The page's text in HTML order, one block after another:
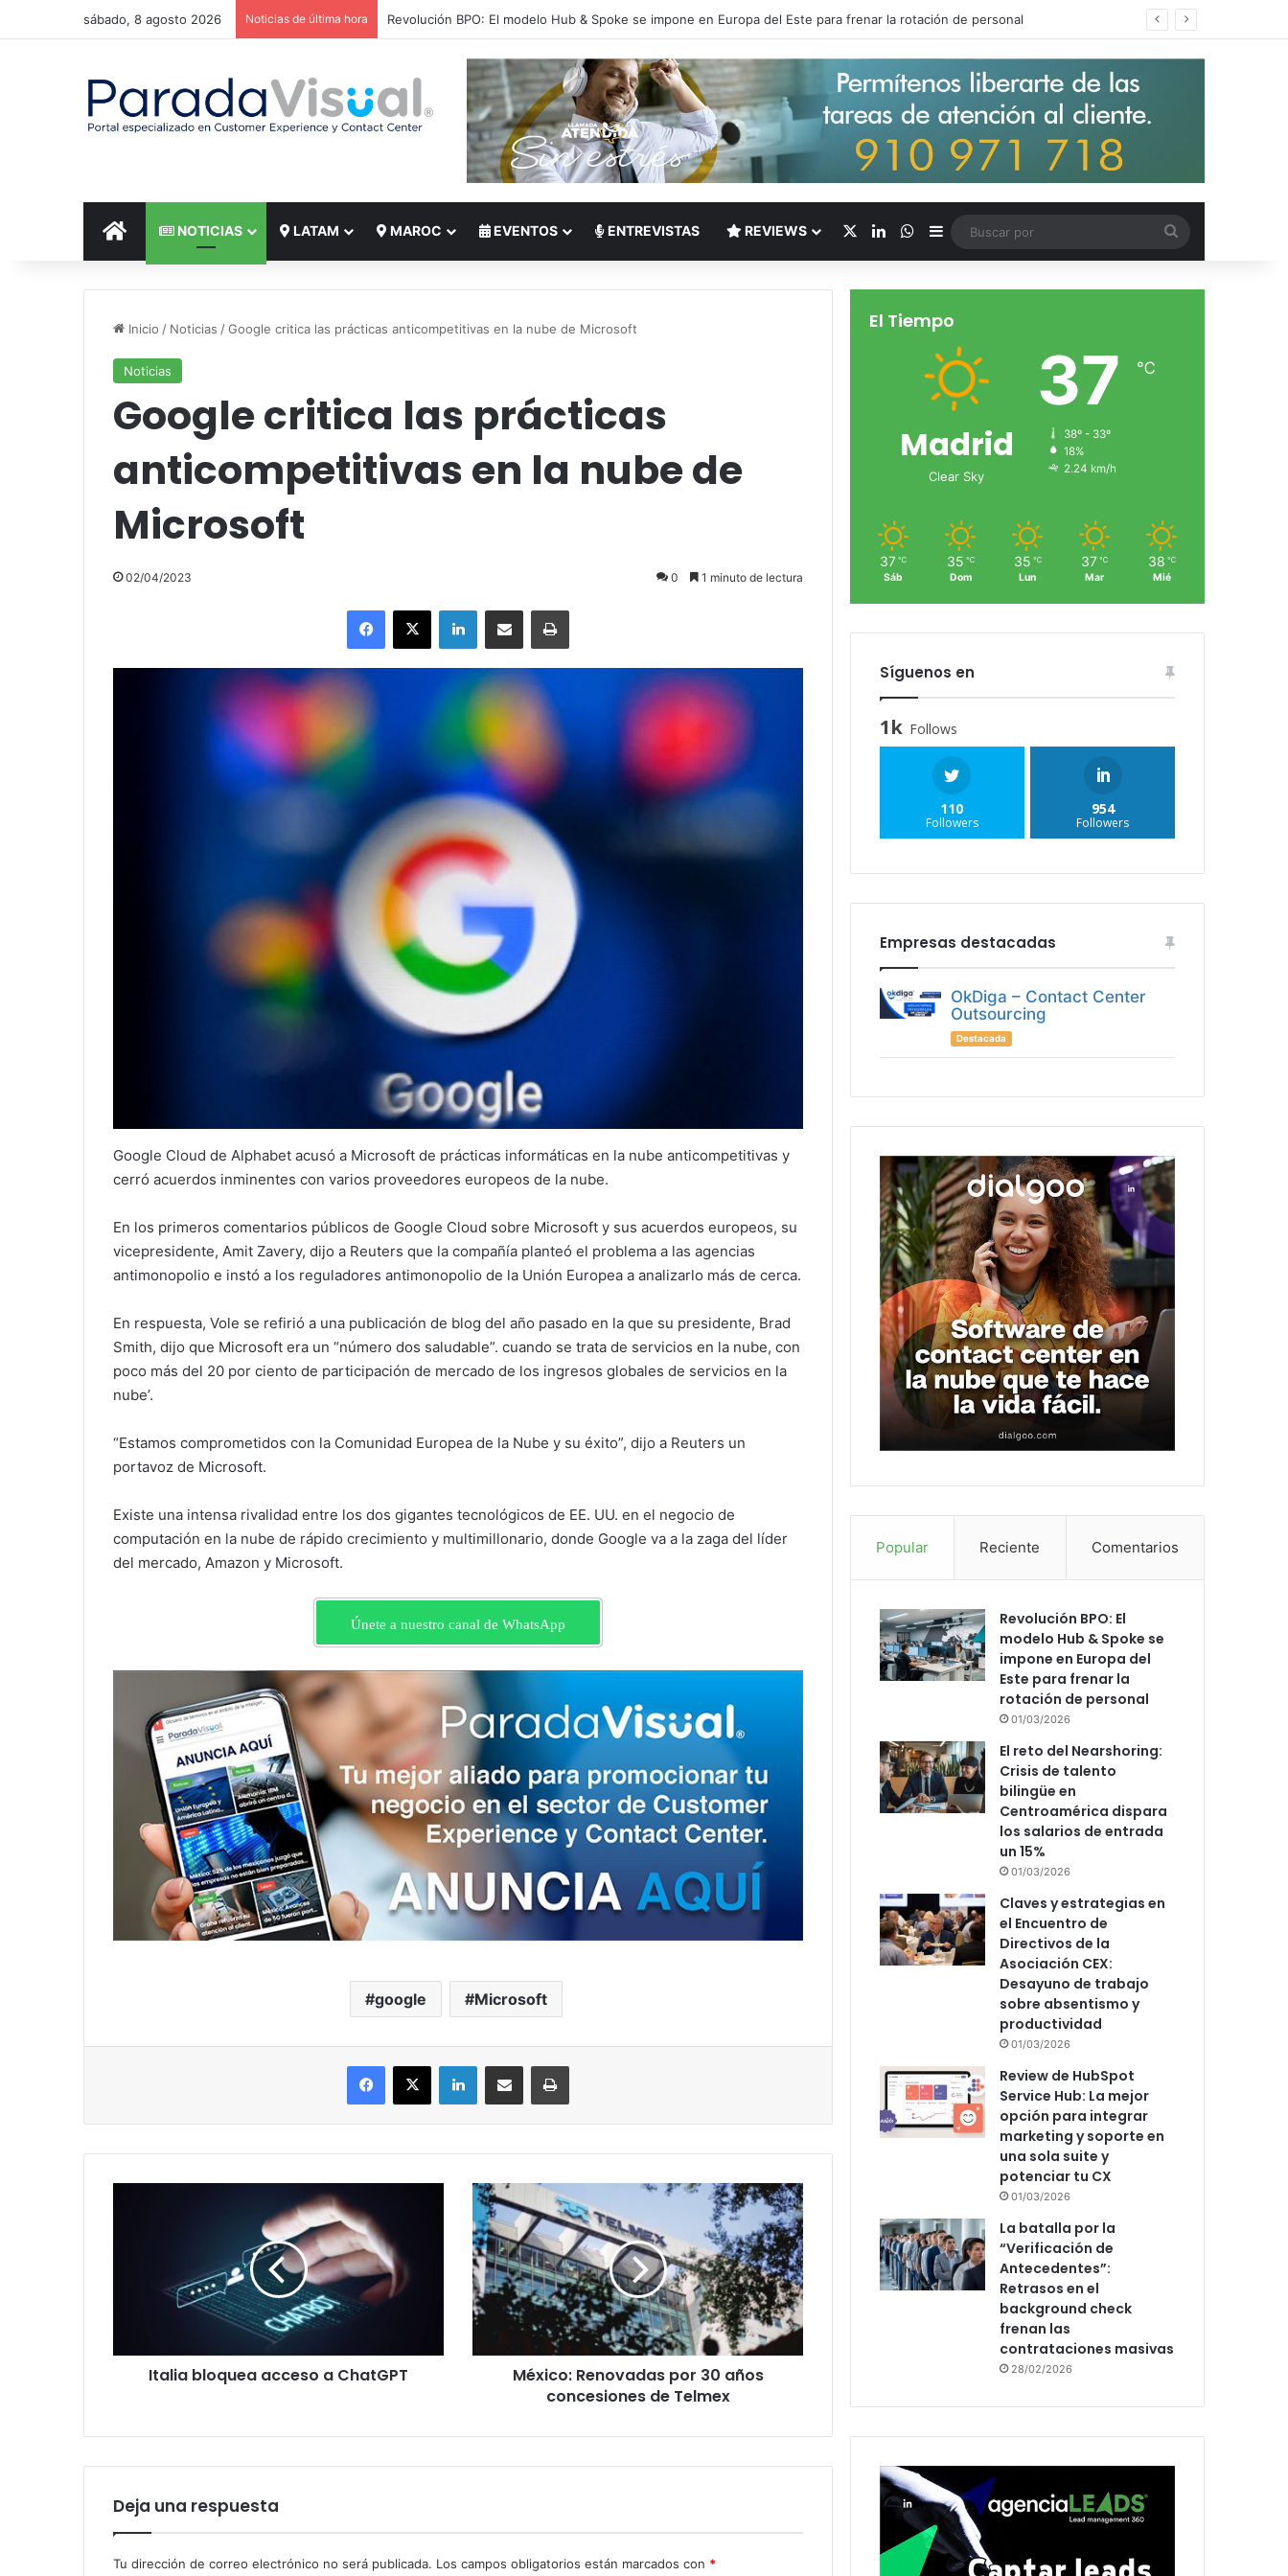
sábado, 8 agosto 2026 Noticias de última hora El reto del Nearshoring: Crisis de talento bilingüe en Centroamérica dispara los salarios de entrada un 15%
INICIO NOTICIAS LATAM MAROC EVENTOS ENTREVISTAS REVIEWS LinkedInWhatsApp
Barra lateral
por
Inicio / Noticias /Google critica las prácticas anticompetitivas en la nube de Microsoft
Noticias
Google critica las prácticas
anticompetitivas en la nube de
Microsoft
02/04/2023 0 1 minuto de lectura
Facebook
X LinkedInCompartir por correo electrónicoImprimir
Google Cloud de Alphabet acusó a Microsoft de prácticas informáticas en la nube anticompetitivas y
cerró acuerdos inminentes con varios proveedores europeos de la nube.
En los primeros comentarios públicos de Google Cloud sobre Microsoft y sus acuerdos europeos, su
vicepresidente, Amit Zavery, dijo a Reuters que la compañía planteó el problema a las agencias
antimonopolio e instó a los reguladores antimonopolio de la Unión Europea a analizarlo más de cerca.
En respuesta, Vole se refirió a una publicación de blog del año pasado en la que su presidente, Brad
Smith, dijo que Microsoft era un “número dos saludable”. cuando se trata de servicios en la nube, con
poco más del 20 por ciento de participación de mercado de los ingresos globales de servicios en la
nube’.
“Estamos comprometidos con la Comunidad Europea de la Nube y su éxito”, dijo a Reuters un
portavoz de Microsoft.
Existe una intensa rivalidad entre los dos gigantes tecnológicos de EE. UU. en el negocio de
computación en la nube de rápido crecimiento y multimillonario, donde Google va a la zaga del líder
del mercado, Amazon y Microsoft.
Únete a nuestro canal de WhatsApp
google Microsoft
Facebook
X LinkedInCompartir por correo electrónicoImprimir
Italia bloquea acceso a ChatGPT
México:
Renovadas
por
30
años
concesiones
de
México: Renovadas por 30 años
concesiones de Telmex
Deja una respuesta
Tu dirección de correo electrónico no será publicada. Los campos obligatorios están marcados con *
El Tiempo
Madrid
Clear Sky
37 ℃
38º - 33º
18%
2.24 km/h
37 ℃
Sáb
35 ℃
Dom
35 ℃
Lun
37 ℃
Mar
38 ℃
Mié
Síguenos en
1k Follows
110
Followers
954
Followers
Empresas destacadas
OkDiga – Contact Center
Outsourcing
Destacada
Popular Reciente Comentarios
Revolución BPO: El
modelo Hub & Spoke se
impone en Europa del
Este para frenar la
rotación de personal
01/03/2026
El reto del Nearshoring:
Crisis de talento
bilingüe en
Centroamérica dispara
los salarios de entrada
un 15%
01/03/2026
Claves y estrategias en
el Encuentro de
Directivos de la
Asociación CEX:
Desayuno de trabajo
sobre absentismo y
productividad
01/03/2026
Review de HubSpot
Service Hub: La mejor
opción para integrar
marketing y soporte en
una sola suite y
potenciar tu CX
01/03/2026
La batalla por la
“Verificación de
Antecedentes”:
Retrasos en el
background check
frenan las
contrataciones masivas
28/02/2026